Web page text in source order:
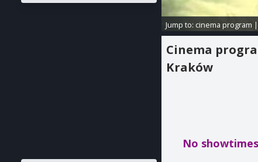
Jump to: cinema program |
Cinema
Kraków
No